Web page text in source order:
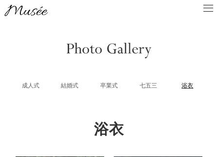
成人式 結婚式 卒業式 七五三 浴衣
浴衣